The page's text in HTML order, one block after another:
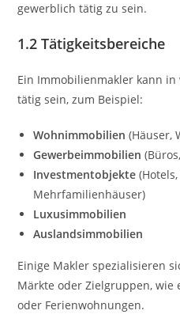
gewerblich tätig zu sein.
1.2 Tätigkeitsbereiche
Ein Immobilienmakler kann
tätig sein, zum Beispiel:
Wohnimmobilien (Häuser,
Gewerbeimmobilien
Investmentobjekte
Mehrfamilienhäuser)
Luxusimmobilien
Auslandsimmobilien
Einige Makler spezialisieren
Märkte oder Zielgruppen, wie
oder Ferienwohnungen.